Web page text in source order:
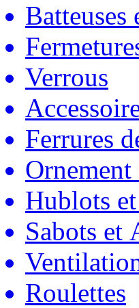
Batteuses
Verrous
Ferrures
Hublots
Sabots et
Roulettes